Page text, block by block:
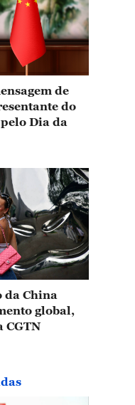
de
do
Dia da
da China
global,
CGTN